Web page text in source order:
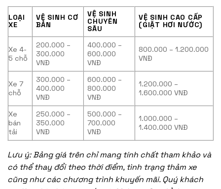
LOẠI
XE
VỆ SINH CƠ
BẢN
VỆ SINH
CHUYÊN
SÂU
VỆ SINH CAO CẤP
(GIẶT HƠI NƯỚC)
Xe 4-
5 chỗ
200.000 –
300.000
VNĐ
400.000 –
600.000
VNĐ
800.000 – 1.200.000
VNĐ
Xe 7
chỗ
300.000 –
400.000
VNĐ
600.000 –
800.000
VNĐ
1.200.000 –
1.600.000 VNĐ
Xe
bán
tải
250.000 –
350.000
VNĐ
500.000 –
700.000
VNĐ
1.000.000 –
1.400.000 VNĐ
Lưu ý: Bảng giá trên chỉ mang tính chất tham khảo và
có thể thay đổi theo thời điểm, tình trạng thảm xe
cũng như các chương trình khuyến mãi. Quý khách